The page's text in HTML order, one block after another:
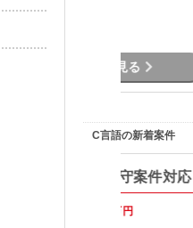
詳細を見る
C言語の新着案件
顧客システム 保守案件対応
万円